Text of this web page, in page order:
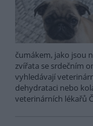
čumákem, jako jsou
zvířata se srdečním
vyhledávají
dehydrataci nebo
veterinárních lékařů